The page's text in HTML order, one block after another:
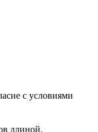
с условиями
длиной.